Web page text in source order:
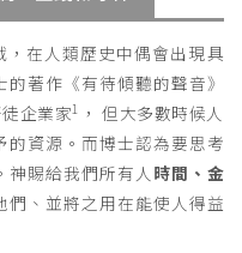
在人類歷史中偶會出現具
著作《有待傾聽的聲音》
企業家1 ， 但大多數時候人
資源。而博士認為要思考
賜給我們所有人 時間、金
們、並將之用在能使人得益